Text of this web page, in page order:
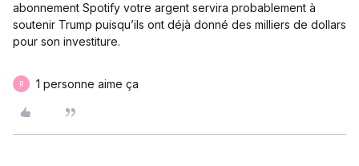
abonnement Spotify votre argent servira probablement à
soutenir Trump puisqu’ils ont déjà donné des milliers de dollars
pour son investiture.
R 1 personne aime ça